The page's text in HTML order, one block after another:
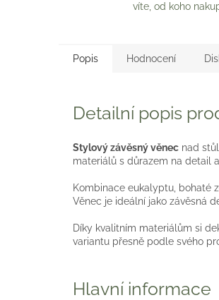
víte, od koho
Popis Hodnocení
Detailní popis
Stylový závěsný věnec nad
materiálů s důrazem na detail
Kombinace eukalyptu, bohaté
Věnec je ideální jako závěsná
Díky kvalitním materiálům si
variantu přesně podle svého
Hlavní informace